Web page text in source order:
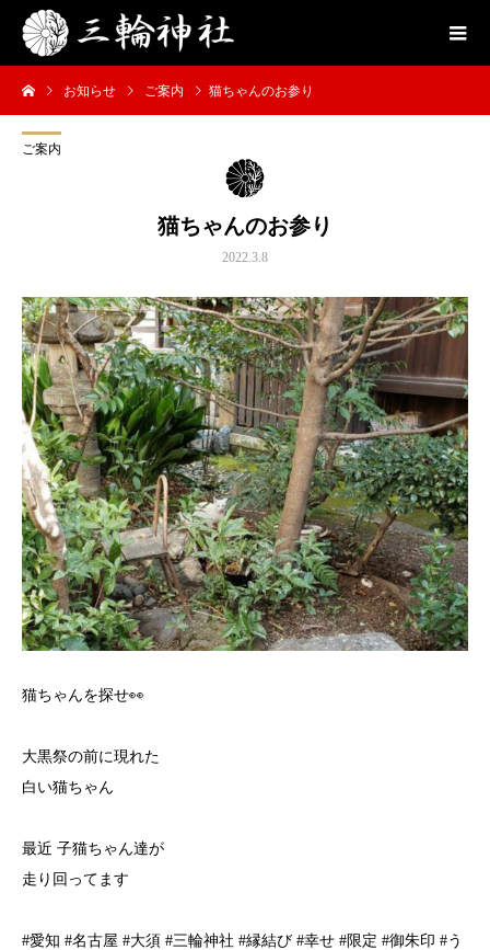
お知らせ ご案内 猫ちゃんのお参り
ご案内
猫ちゃんのお参り
2022.3.8
猫ちゃんを探せ👀
大黒祭の前に現れた
白い猫ちゃん
最近 子猫ちゃん達が
走り回ってます
#愛知 #名古屋 #大須 #三輪神社 #縁結び #幸せ #限定 #御朱印 #う